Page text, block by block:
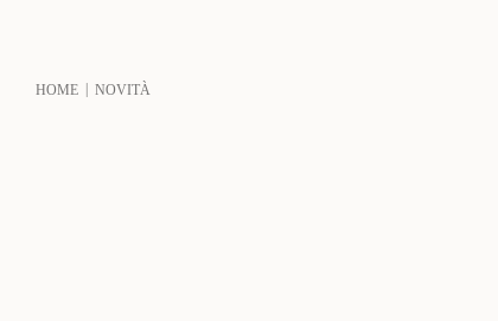
HOME NOVITÀ